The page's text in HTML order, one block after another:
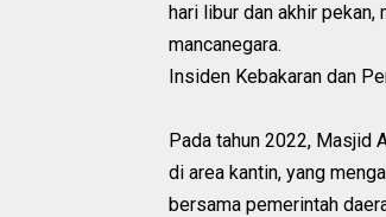
hari libur dan akhir
mancanegara.
Insiden Kebakaran dan
Pada tahun 2022, Masjid
di area kantin, yang
bersama pemerintah